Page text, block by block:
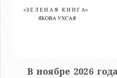
В ноябре 2026